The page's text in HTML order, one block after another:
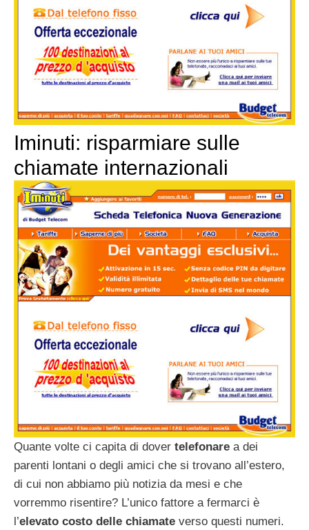
Iminuti: risparmiare sulle
chiamate internazionali
Quante volte ci capita di dover telefonare a dei
parenti lontani o degli amici che si trovano all’estero,
di cui non abbiamo più notizia da mesi e che
vorremmo risentire? L’unico fattore a fermarci è
l’elevato costo delle chiamate verso questi numeri.